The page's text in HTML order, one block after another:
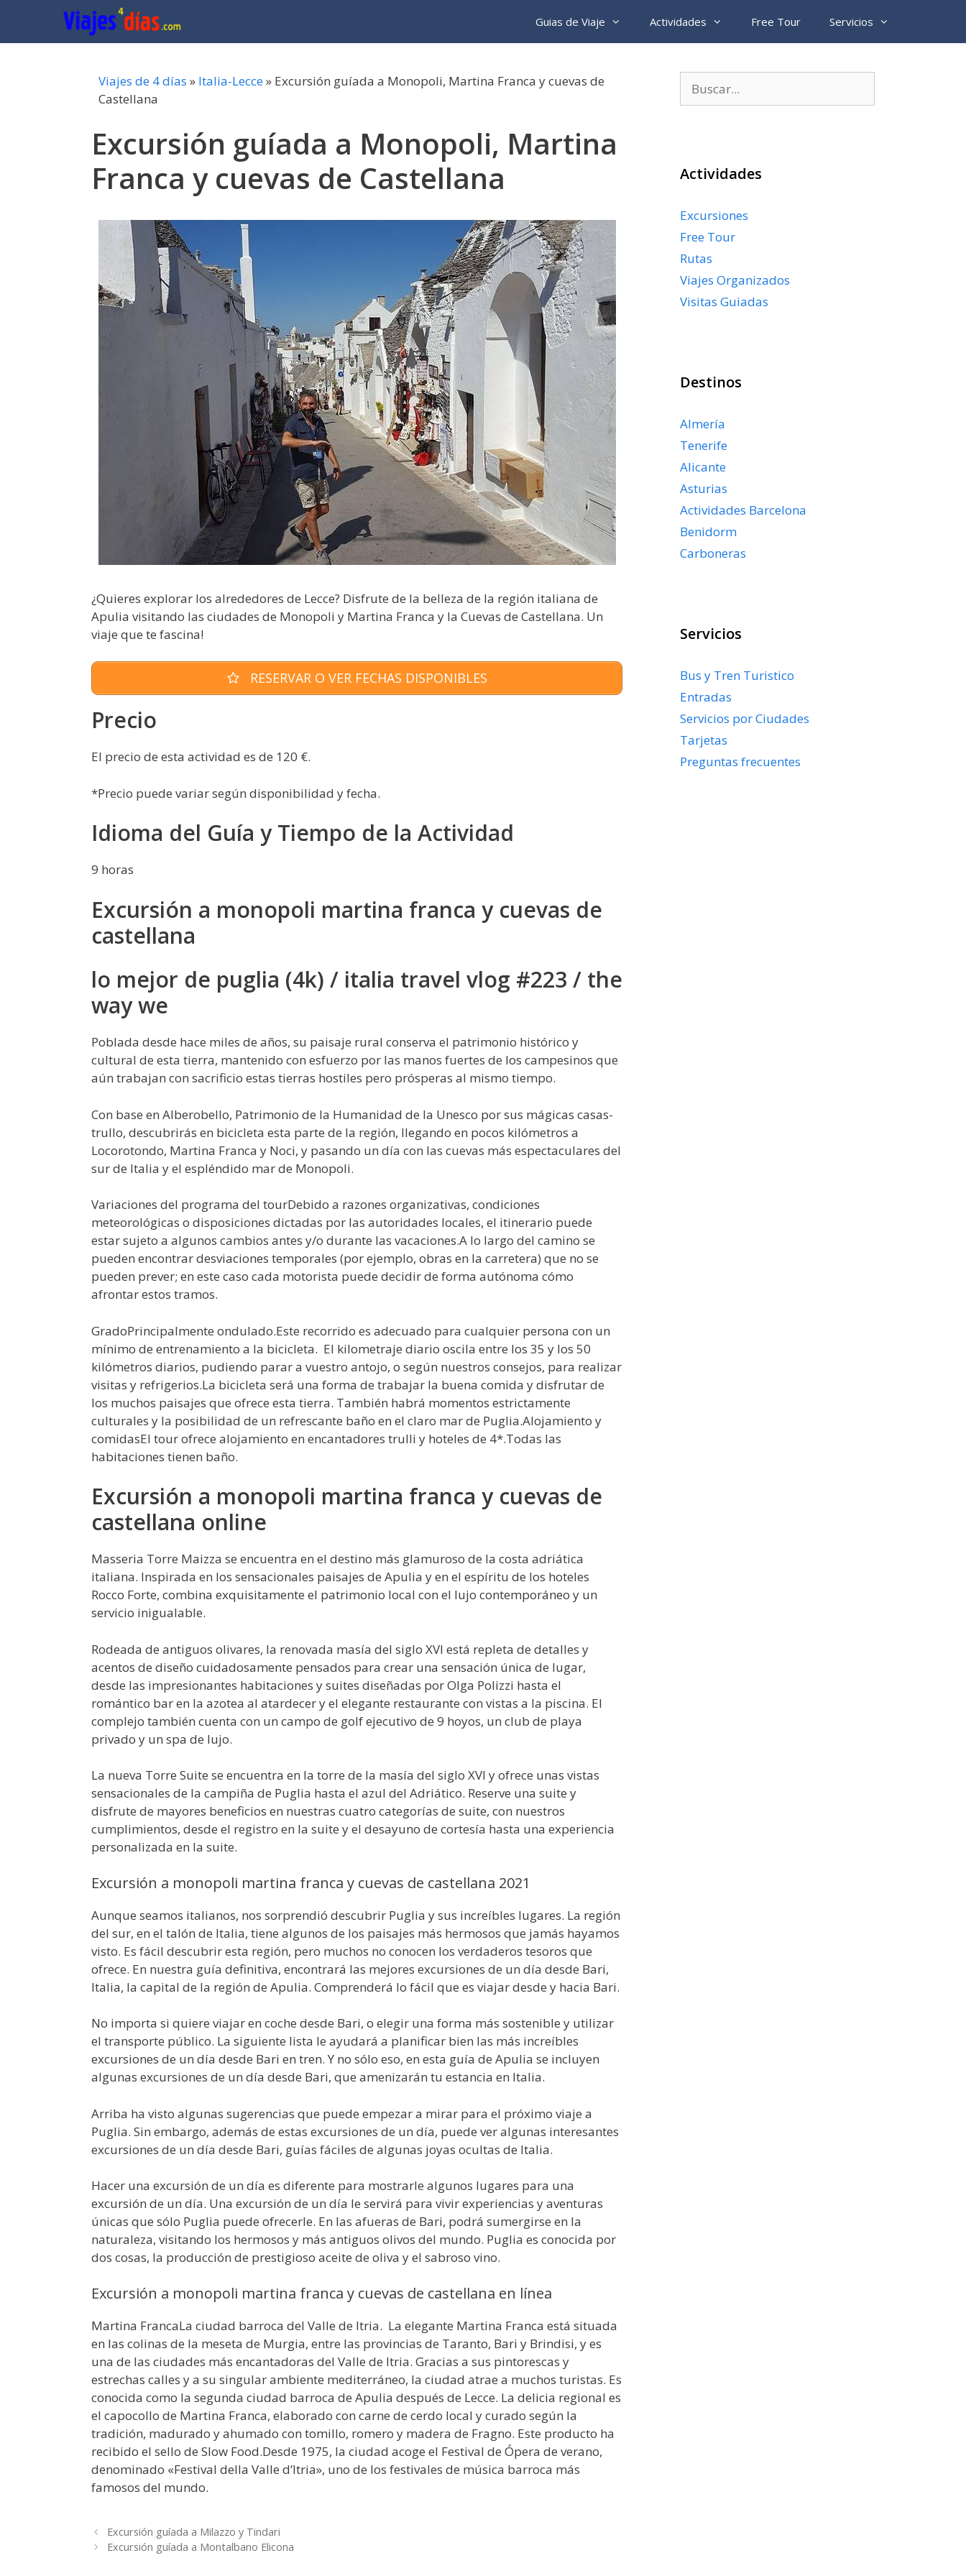
contenido
Guias de Viaje Actividades Free Tour Servicios
Viajes de 4 días » Italia-Lecce» Excursión guíada a Monopoli, Martina Franca y cuevas de
Castellana
Excursión guíada a Monopoli, Martina
Franca y cuevas de Castellana
¿Quieres explorar los alrededores de Lecce? Disfrute de la belleza de la región italiana de
Apulia visitando las ciudades de Monopoli y Martina Franca y la Cuevas de Castellana. Un
viaje que te fascina!
RESERVAR O VER FECHAS DISPONIBLES
Precio
El precio de esta actividad es de 120 €.
*Precio puede variar según disponibilidad y fecha.
Idioma del Guía y Tiempo de la Actividad
9 horas
Excursión a monopoli martina franca y cuevas de
castellana
lo mejor de puglia (4k) / italia travel vlog #223 / the
way we
Poblada desde hace miles de años, su paisaje rural conserva el patrimonio histórico y
cultural de esta tierra, mantenido con esfuerzo por las manos fuertes de los campesinos que
aún trabajan con sacrificio estas tierras hostiles pero prósperas al mismo tiempo.
Con base en Alberobello, Patrimonio de la Humanidad de la Unesco por sus mágicas casas-
trullo, descubrirás en bicicleta esta parte de la región, llegando en pocos kilómetros a
Locorotondo, Martina Franca y Noci, y pasando un día con las cuevas más espectaculares del
sur de Italia y el espléndido mar de Monopoli.
Variaciones del programa del tourDebido a razones organizativas, condiciones
meteorológicas o disposiciones dictadas por las autoridades locales, el itinerario puede
estar sujeto a algunos cambios antes y/o durante las vacaciones.A lo largo del camino se
pueden encontrar desviaciones temporales (por ejemplo, obras en la carretera) que no se
pueden prever; en este caso cada motorista puede decidir de forma autónoma cómo
afrontar estos tramos.
GradoPrincipalmente ondulado.Este recorrido es adecuado para cualquier persona con un
mínimo de entrenamiento a la bicicleta. El kilometraje diario oscila entre los 35 y los 50
kilómetros diarios, pudiendo parar a vuestro antojo, o según nuestros consejos, para realizar
visitas y refrigerios.La bicicleta será una forma de trabajar la buena comida y disfrutar de
los muchos paisajes que ofrece esta tierra. También habrá momentos estrictamente
culturales y la posibilidad de un refrescante baño en el claro mar de Puglia.Alojamiento y
comidasEl tour ofrece alojamiento en encantadores trulli y hoteles de 4*.Todas las
habitaciones tienen baño.
Excursión a monopoli martina franca y cuevas de
castellana online
Masseria Torre Maizza se encuentra en el destino más glamuroso de la costa adriática
italiana. Inspirada en los sensacionales paisajes de Apulia y en el espíritu de los hoteles
Rocco Forte, combina exquisitamente el patrimonio local con el lujo contemporáneo y un
servicio inigualable.
Rodeada de antiguos olivares, la renovada masía del siglo XVI está repleta de detalles y
acentos de diseño cuidadosamente pensados para crear una sensación única de lugar,
desde las impresionantes habitaciones y suites diseñadas por Olga Polizzi hasta el
romántico bar en la azotea al atardecer y el elegante restaurante con vistas a la piscina. El
complejo también cuenta con un campo de golf ejecutivo de 9 hoyos, un club de playa
privado y un spa de lujo.
La nueva Torre Suite se encuentra en la torre de la masía del siglo XVI y ofrece unas vistas
sensacionales de la campiña de Puglia hasta el azul del Adriático. Reserve una suite y
disfrute de mayores beneficios en nuestras cuatro categorías de suite, con nuestros
cumplimientos, desde el registro en la suite y el desayuno de cortesía hasta una experiencia
personalizada en la suite.
Excursión a monopoli martina franca y cuevas de castellana 2021
Aunque seamos italianos, nos sorprendió descubrir Puglia y sus increíbles lugares. La región
del sur, en el talón de Italia, tiene algunos de los paisajes más hermosos que jamás hayamos
visto. Es fácil descubrir esta región, pero muchos no conocen los verdaderos tesoros que
ofrece. En nuestra guía definitiva, encontrará las mejores excursiones de un día desde Bari,
Italia, la capital de la región de Apulia. Comprenderá lo fácil que es viajar desde y hacia Bari.
No importa si quiere viajar en coche desde Bari, o elegir una forma más sostenible y utilizar
el transporte público. La siguiente lista le ayudará a planificar bien las más increíbles
excursiones de un día desde Bari en tren. Y no sólo eso, en esta guía de Apulia se incluyen
algunas excursiones de un día desde Bari, que amenizarán tu estancia en Italia.
Arriba ha visto algunas sugerencias que puede empezar a mirar para el próximo viaje a
Puglia. Sin embargo, además de estas excursiones de un día, puede ver algunas interesantes
excursiones de un día desde Bari, guías fáciles de algunas joyas ocultas de Italia.
Hacer una excursión de un día es diferente para mostrarle algunos lugares para una
excursión de un día. Una excursión de un día le servirá para vivir experiencias y aventuras
únicas que sólo Puglia puede ofrecerle. En las afueras de Bari, podrá sumergirse en la
naturaleza, visitando los hermosos y más antiguos olivos del mundo. Puglia es conocida por
dos cosas, la producción de prestigioso aceite de oliva y el sabroso vino.
Excursión a monopoli martina franca y cuevas de castellana en línea
Martina FrancaLa ciudad barroca del Valle de Itria. La elegante Martina Franca está situada
en las colinas de la meseta de Murgia, entre las provincias de Taranto, Bari y Brindisi, y es
una de las ciudades más encantadoras del Valle de Itria. Gracias a sus pintorescas y
estrechas calles y a su singular ambiente mediterráneo, la ciudad atrae a muchos turistas. Es
conocida como la segunda ciudad barroca de Apulia después de Lecce. La delicia regional es
el capocollo de Martina Franca, elaborado con carne de cerdo local y curado según la
tradición, madurado y ahumado con tomillo, romero y madera de Fragno. Este producto ha
recibido el sello de Slow Food.Desde 1975, la ciudad acoge el Festival de Ópera de verano,
denominado «Festival della Valle d’Itria», uno de los festivales de música barroca más
famosos del mundo.
Excursión guíada a Milazzo y Tindari
Excursión guíada a Montalbano Elicona
Actividades
Excursiones
Free Tour
Rutas
Viajes Organizados
Visitas Guiadas
Destinos
Almería
Tenerife
Alicante
Asturias
Actividades Barcelona
Benidorm
Carboneras
Servicios
Bus y Tren Turistico
Entradas
Servicios por Ciudades
Tarjetas
Preguntas frecuentes